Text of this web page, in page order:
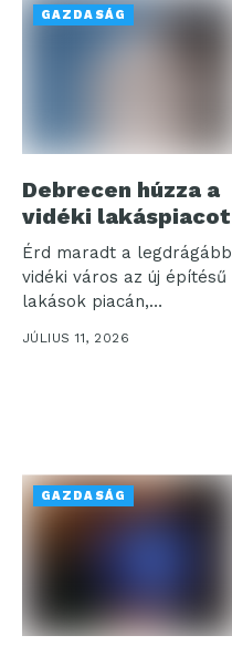
GAZDASÁG
Debrecen húzza a
vidéki lakáspiacot
Érd maradt a legdrágább
vidéki város az új építésű
lakások piacán,
miközben...
JÚLIUS 11, 2026
GAZDASÁG